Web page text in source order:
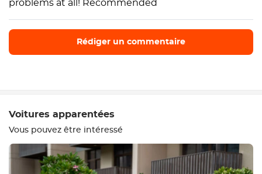
problems at all! Recommended
Rédiger un commentaire
Voitures apparentées
Vous pouvez être intéressé